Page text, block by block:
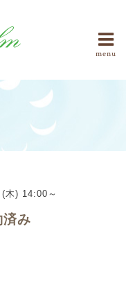
menu
木) 14:00～
み